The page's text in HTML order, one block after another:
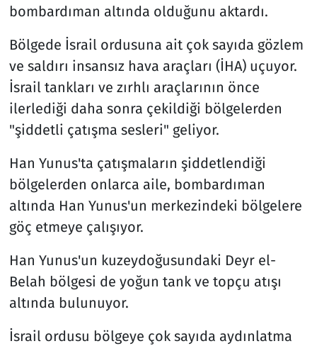
bombardıman altında olduğunu aktardı.
Bölgede İsrail ordusuna ait çok sayıda gözlem
ve saldırı insansız hava araçları (İHA) uçuyor.
İsrail tankları ve zırhlı araçlarının önce
ilerlediği daha sonra çekildiği bölgelerden
"şiddetli çatışma sesleri" geliyor.
Han Yunus'ta çatışmaların şiddetlendiği
bölgelerden onlarca aile, bombardıman
altında Han Yunus'un merkezindeki bölgelere
göç etmeye çalışıyor.
Han Yunus'un kuzeydoğusundaki Deyr el-
Belah bölgesi de yoğun tank ve topçu atışı
altında bulunuyor.
İsrail ordusu bölgeye çok sayıda aydınlatma